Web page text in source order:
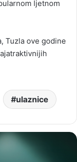
ljetnom
Tuzla ove godine
ulaznice